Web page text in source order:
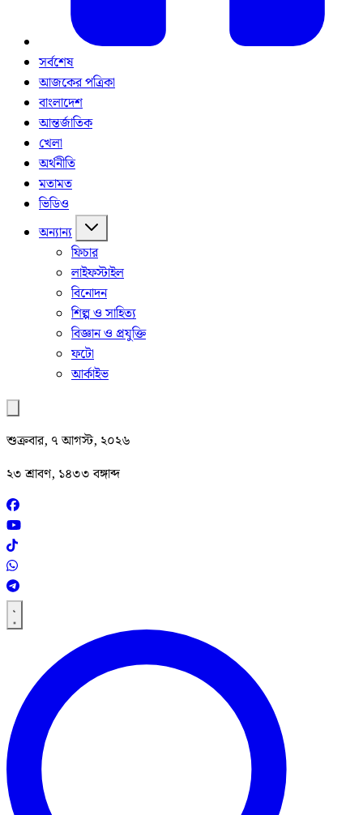
সর্বশেষ
আজকের পত্রিকা
বাংলাদেশ
আন্তর্জাতিক
খেলা
অর্থনীতি
মতামত
ভিডিও
অন্যান্য
ফিচার
লাইফস্টাইল
বিনোদন
শিল্প ও সাহিত্য
বিজ্ঞান ও প্রযুক্তি
ফটো
আর্কাইভ
শুক্রবার, ৭ আগস্ট, ২০২৬
২৩ শ্রাবণ, ১৪৩৩ বঙ্গাব্দ